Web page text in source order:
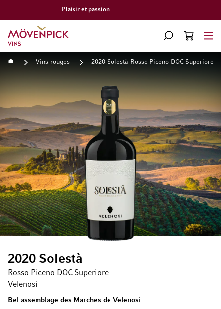
Livraison gratuite à partir de CHF 300.–
Aller à la page d'accueil
CHERCHERPANIER
Accueil Vins rouges 2020 Solestà Rosso Piceno DOC Superiore
2020 Solestà
Rosso Piceno DOC Superiore
Velenosi
Bel assemblage des Marches de Velenosi